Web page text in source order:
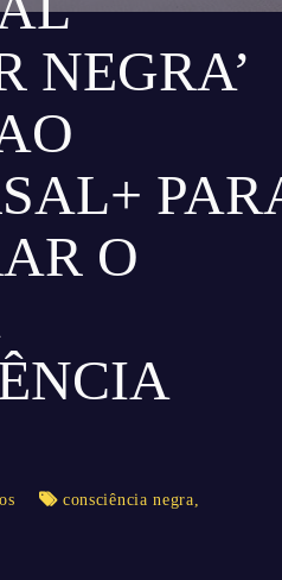
NEGRA’
O
consciência negra,